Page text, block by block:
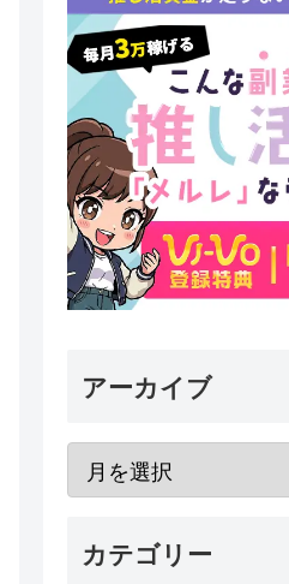
アーカイブ
カテゴリー